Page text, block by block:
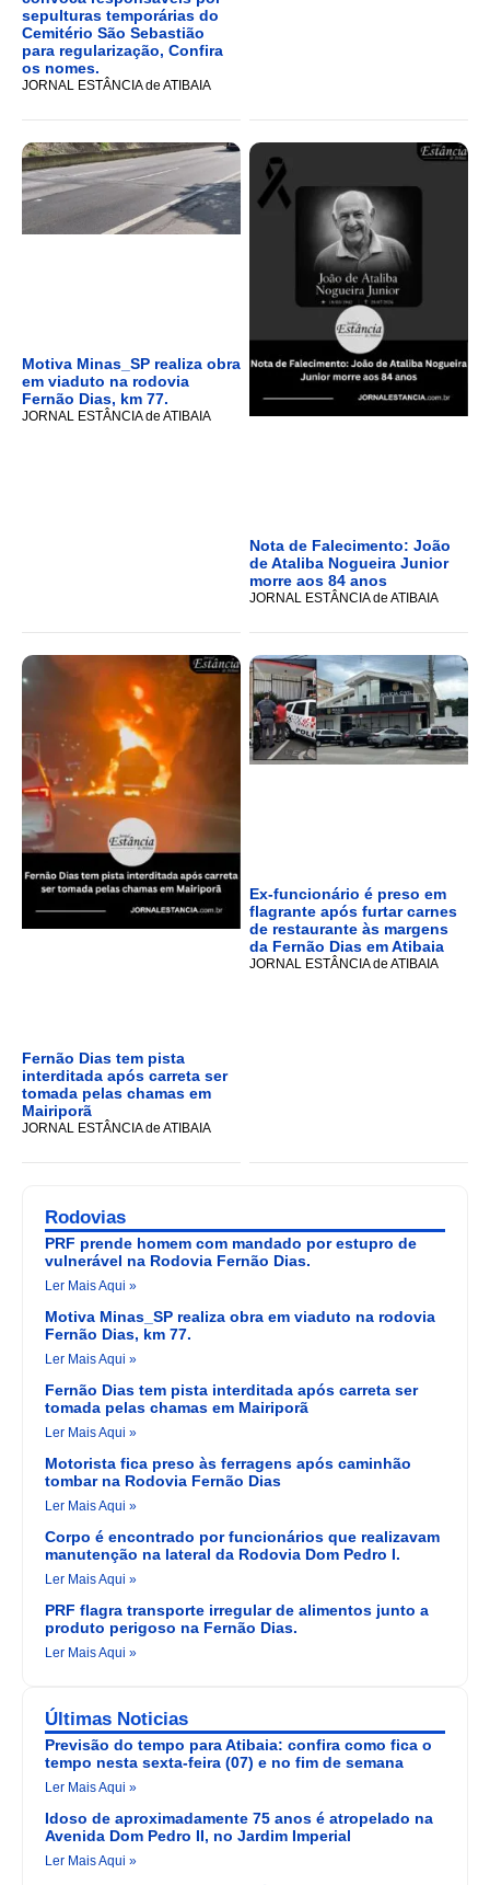
sepulturas temporárias do
Cemitério São Sebastião
para regularização, Confira
os nomes.
JORNAL ESTÂNCIA de ATIBAIA
Motiva Minas_SP realiza obra
em viaduto na rodovia
Fernão Dias, km 77.
JORNAL ESTÂNCIA de ATIBAIA
Nota de Falecimento: João
de Ataliba Nogueira Junior
morre aos 84 anos
JORNAL ESTÂNCIA de ATIBAIA
Fernão Dias tem pista
interditada após carreta ser
tomada pelas chamas em
Mairiporã
JORNAL ESTÂNCIA de ATIBAIA
Ex-funcionário é preso em
flagrante após furtar carnes
de restaurante às margens
da Fernão Dias em Atibaia
JORNAL ESTÂNCIA de ATIBAIA
Rodovias
PRF prende homem com mandado por estupro de
vulnerável na Rodovia Fernão Dias.
Ler Mais Aqui »
Motiva Minas_SP realiza obra em viaduto na rodovia
Fernão Dias, km 77.
Ler Mais Aqui »
Fernão Dias tem pista interditada após carreta ser
tomada pelas chamas em Mairiporã
Ler Mais Aqui »
Motorista fica preso às ferragens após caminhão
tombar na Rodovia Fernão Dias
Ler Mais Aqui »
Corpo é encontrado por funcionários que realizavam
manutenção na lateral da Rodovia Dom Pedro I.
Ler Mais Aqui »
PRF flagra transporte irregular de alimentos junto a
produto perigoso na Fernão Dias.
Ler Mais Aqui »
Últimas Noticias
Previsão do tempo para Atibaia: confira como fica o
tempo nesta sexta-feira (07) e no fim de semana
Ler Mais Aqui »
Idoso de aproximadamente 75 anos é atropelado na
Avenida Dom Pedro II, no Jardim Imperial
Ler Mais Aqui »